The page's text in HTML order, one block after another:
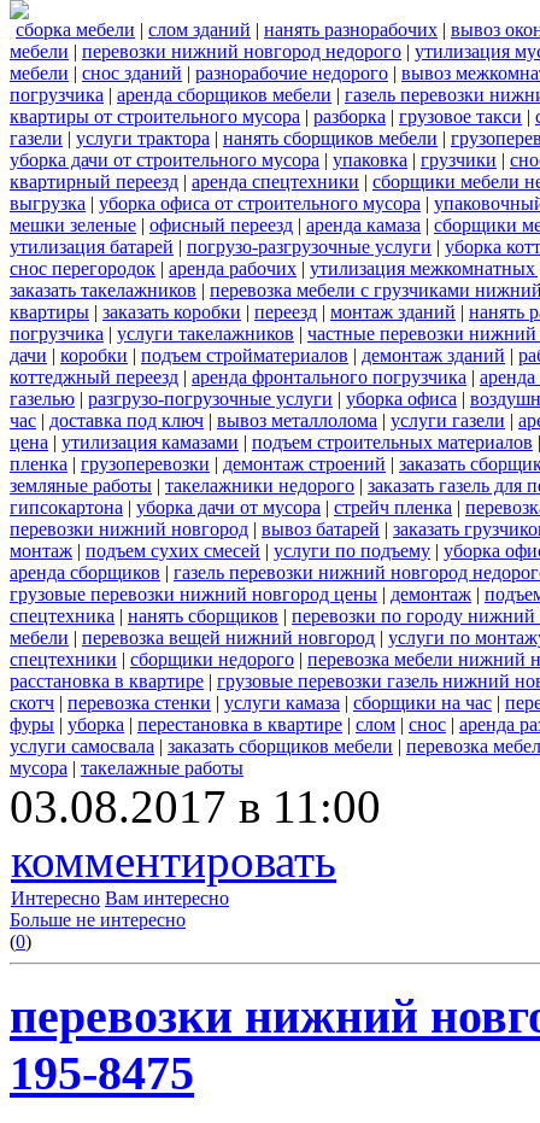
сборка мебели | слом зданий | нанять разнорабочих | вывоз
мебели | перевозки нижний новгород недорого | утилизация
мебели | снос зданий | разнорабочие недорого | вывоз
погрузчика | аренда сборщиков мебели | газель перевозки
квартиры от строительного мусора | разборка | грузовое такси |
газели | услуги трактора | нанять сборщиков мебели |
уборка дачи от строительного мусора | упаковка | грузчики |
квартирный переезд | аренда спецтехники | сборщики мебели
выгрузка | уборка офиса от строительного мусора |
мешки зеленые | офисный переезд | аренда камаза | сборщики
утилизация батарей | погрузо-разгрузочные услуги | уборка
снос перегородок | аренда рабочих | утилизация межкомнатных
заказать такелажников | перевозка мебели с грузчиками
квартиры | заказать коробки | переезд | монтаж зданий | нанять
погрузчика | услуги такелажников | частные перевозки нижний
дачи | коробки | подъем стройматериалов | демонтаж зданий |
коттеджный переезд | аренда фронтального погрузчика |
газелью | разгрузо-погрузочные услуги | уборка офиса |
час | доставка под ключ | вывоз металлолома | услуги газели |
цена | утилизация камазами | подъем строительных материалов
пленка | грузоперевозки | демонтаж строений | заказать
земляные работы | такелажники недорого | заказать газель
гипсокартона | уборка дачи от мусора | стрейч пленка |
перевозки нижний новгород | вывоз батарей | заказать
монтаж | подъем сухих смесей | услуги по подъему | уборка
аренда сборщиков | газель перевозки нижний новгород
грузовые перевозки нижний новгород цены | демонтаж |
спецтехника | нанять сборщиков | перевозки по городу нижний
мебели | перевозка вещей нижний новгород | услуги по
спецтехники | сборщики недорого | перевозка мебели нижний
расстановка в квартире | грузовые перевозки газель нижний
скотч | перевозка стенки | услуги камаза | сборщики на час |
фуры | уборка | перестановка в квартире | слом | снос | аренда
услуги самосвала | заказать сборщиков мебели | перевозка
мусора | такелажные работы
03.08.2017 в 11:00
комментировать
Интересно Вам интересно
Больше не интересно
(0)
перевозки нижний
195-8475